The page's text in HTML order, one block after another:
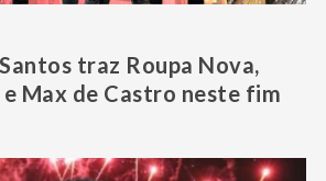
traz Roupa Nova,
Max de Castro neste fim